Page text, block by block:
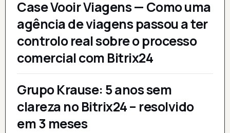
Case Vooir Viagens — Como uma
agência de viagens passou a ter
controlo real sobre o processo
comercial com Bitrix24
Grupo Krause: 5 anos sem
clareza no Bitrix24 – resolvido
em 3 meses